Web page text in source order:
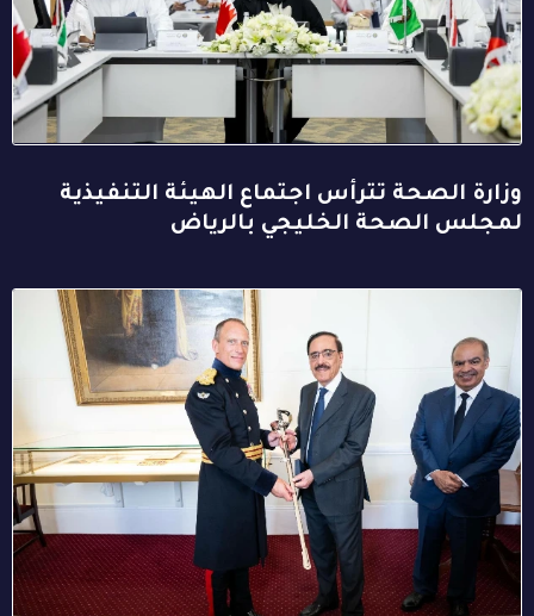
وزارة الصحة تترأس اجتماع الهيئة التنفيذية
لمجلس الصحة الخليجي بالرياض